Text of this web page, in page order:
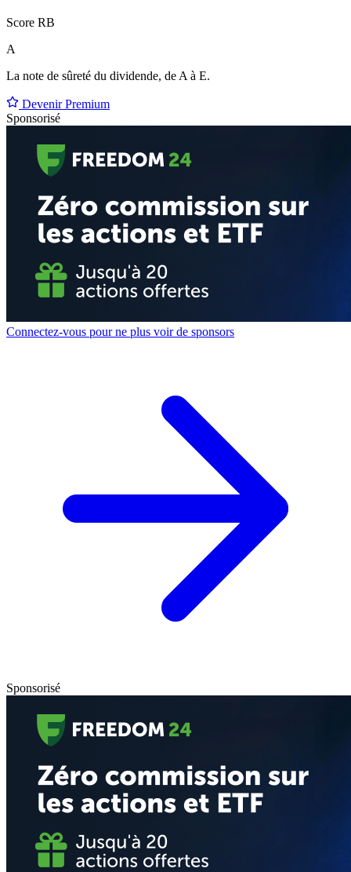
Score RB
A
La note de sûreté du dividende, de A à E.
Devenir Premium
Sponsorisé
Connectez-vous pour ne plus voir de sponsors
Sponsorisé